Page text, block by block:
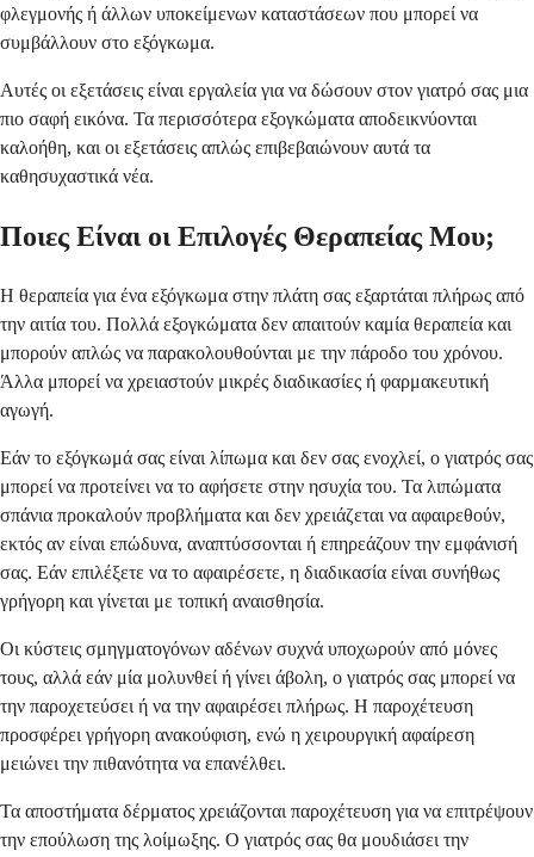
φλεγμονής ή άλλων υποκείμενων καταστάσεων που μπορεί να
συμβάλλουν στο εξόγκωμα.
Αυτές οι εξετάσεις είναι εργαλεία για να δώσουν στον γιατρό σας μια
πιο σαφή εικόνα. Τα περισσότερα εξογκώματα αποδεικνύονται
καλοήθη, και οι εξετάσεις απλώς επιβεβαιώνουν αυτά τα
καθησυχαστικά νέα.
Ποιες Είναι οι Επιλογές Θεραπείας Μου;
Η θεραπεία για ένα εξόγκωμα στην πλάτη σας εξαρτάται πλήρως από
την αιτία του. Πολλά εξογκώματα δεν απαιτούν καμία θεραπεία και
μπορούν απλώς να παρακολουθούνται με την πάροδο του χρόνου.
Άλλα μπορεί να χρειαστούν μικρές διαδικασίες ή φαρμακευτική
αγωγή.
Εάν το εξόγκωμά σας είναι λίπωμα και δεν σας ενοχλεί, ο γιατρός σας
μπορεί να προτείνει να το αφήσετε στην ησυχία του. Τα λιπώματα
σπάνια προκαλούν προβλήματα και δεν χρειάζεται να αφαιρεθούν,
εκτός αν είναι επώδυνα, αναπτύσσονται ή επηρεάζουν την εμφάνισή
σας. Εάν επιλέξετε να το αφαιρέσετε, η διαδικασία είναι συνήθως
γρήγορη και γίνεται με τοπική αναισθησία.
Οι κύστεις σμηγματογόνων αδένων συχνά υποχωρούν από μόνες
τους, αλλά εάν μία μολυνθεί ή γίνει άβολη, ο γιατρός σας μπορεί να
την παροχετεύσει ή να την αφαιρέσει πλήρως. Η παροχέτευση
προσφέρει γρήγορη ανακούφιση, ενώ η χειρουργική αφαίρεση
μειώνει την πιθανότητα να επανέλθει.
Τα αποστήματα δέρματος χρειάζονται παροχέτευση για να επιτρέψουν
την επούλωση της λοίμωξης. Ο γιατρός σας θα μουδιάσει την